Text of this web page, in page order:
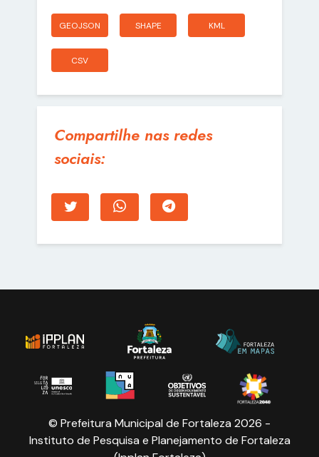
GEOJSON SHAPE KML
CSV
Compartilhe nas redes
sociais:
© Prefeitura Municipal de Fortaleza 2026 -
Instituto de Pesquisa e Planejamento de Fortaleza